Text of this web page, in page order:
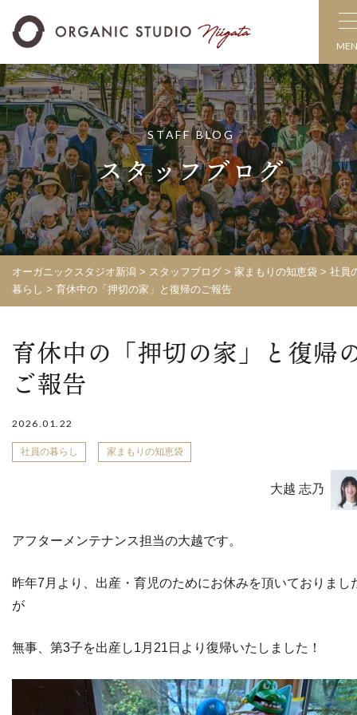
STAFF BLOG
スタッフブログ
オーガニックスタジオ新潟 > スタッフブログ > 家まもりの知恵袋 > 社員
暮らし > 育休中の「押切の家」と復帰のご報告
育休中の「押切の家」と復帰
ご報告
2026.01.22
社員の暮らし 家まもりの知恵袋
大越 志乃
アフターメンテナンス担当の大越です。
昨年7月より、出産・育児のためにお休みを頂いておりまし
が
無事、第3子を出産し1月21日より復帰いたしました！